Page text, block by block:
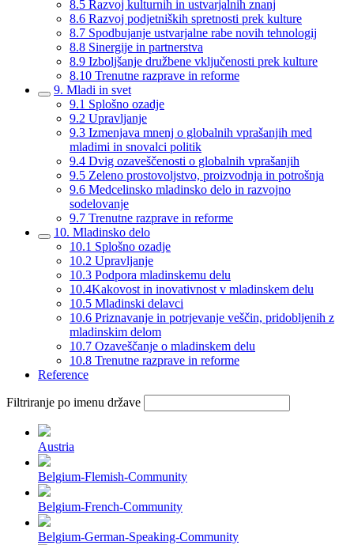
8.5 Razvoj kulturnih in ustvarjalnih znanj
8.6 Razvoj podjetniških spretnosti prek kulture
8.7 Spodbujanje ustvarjalne rabe novih tehnologij
8.8 Sinergije in partnerstva
8.9 Izboljšanje družbene vključenosti prek kulture
8.10 Trenutne razprave in reforme
9. Mladi in svet
9.1 Splošno ozadje
9.2 Upravljanje
9.3 Izmenjava mnenj o globalnih vprašanjih med
mladimi in snovalci politik
9.4 Dvig ozaveščenosti o globalnih vprašanjih
9.5 Zeleno prostovoljstvo, proizvodnja in potrošnja
9.6 Medcelinsko mladinsko delo in razvojno
sodelovanje
9.7 Trenutne razprave in reforme
10. Mladinsko delo
10.1 Splošno ozadje
10.2 Upravljanje
10.3 Podpora mladinskemu delu
10.4Kakovost in inovativnost v mladinskem delu
10.5 Mladinski delavci
10.6 Priznavanje in potrjevanje veščin, pridobljenih z
mladinskim delom
10.7 Ozaveščanje o mladinskem delu
10.8 Trenutne razprave in reforme
Reference
Filtriranje po imenu države
Austria
Belgium-Flemish-Community
Belgium-French-Community
Belgium-German-Speaking-Community